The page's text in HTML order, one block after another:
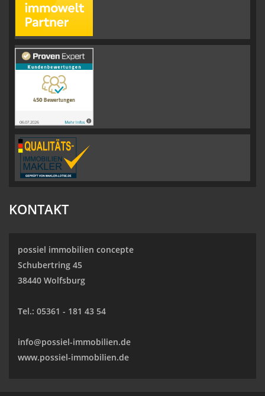
KONTAKT
possiel immobilien concepte
Schubertring 45
38440 Wolfsburg
Tel.: 05361 - 181 43 54
info@possiel-immobilien.de
www.possiel-immobilien.de